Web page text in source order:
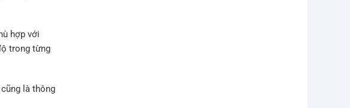
hợp với
trong từng
là thông